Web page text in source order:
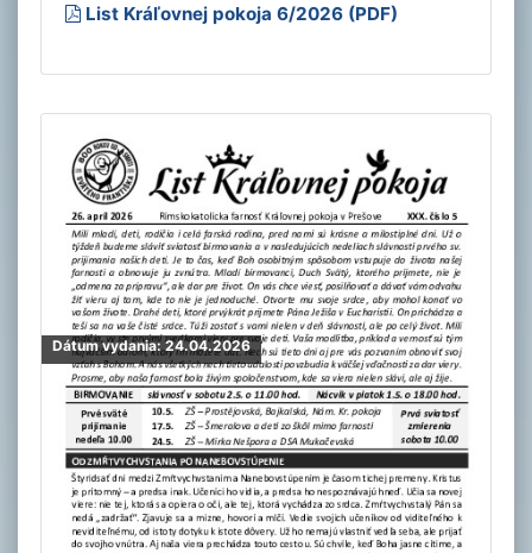
List Kráľovnej pokoja 6/2026 (PDF)
Dátum vydania: 24.04.2026